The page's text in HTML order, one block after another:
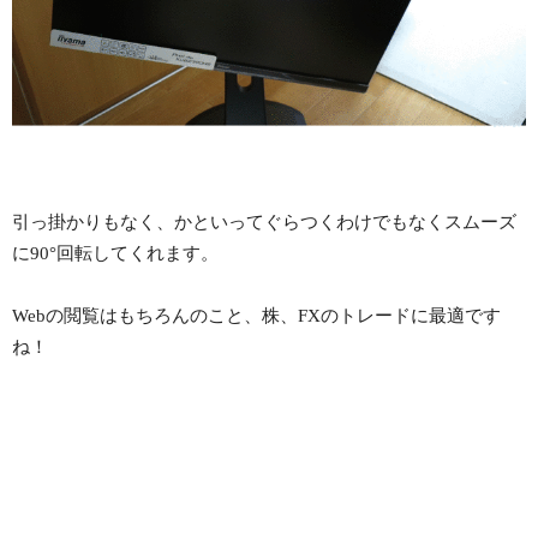
引っ掛かりもなく、かといってぐらつくわけでもなくスムーズ
に90°回転してくれます。
Webの閲覧はもちろんのこと、株、FXのトレードに最適です
ね！